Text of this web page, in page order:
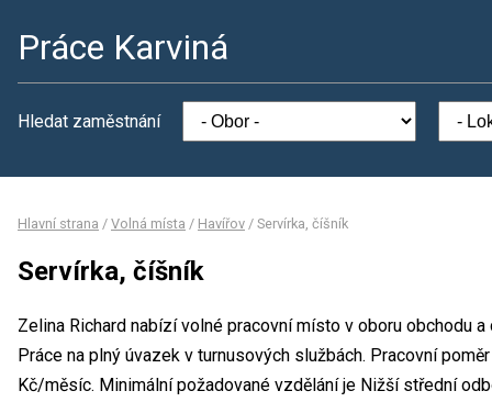
Práce Karviná
Hledat zaměstnání
Hlavní strana / Volná místa / Havířov / Servírka, číšník
Servírka, číšník
Zelina Richard nabízí volné pracovní místo v oboru obchodu
Práce na plný úvazek v turnusových službách. Pracovní
Kč/měsíc. Minimální požadované vzdělání je Nižší střední